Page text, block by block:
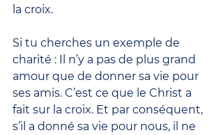
la croix.
Si tu cherches un exemple de
charité : Il n’y a pas de plus grand
amour que de donner sa vie pour
ses amis. C’est ce que le Christ a
fait sur la croix. Et par conséquent,
s’il a donné sa vie pour nous, il ne